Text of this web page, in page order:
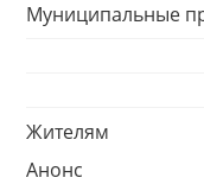
Муниципальные
Жителям
Анонс